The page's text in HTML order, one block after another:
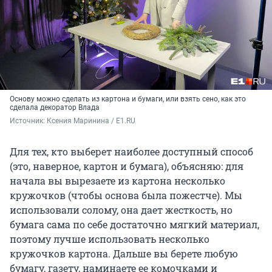
Основу можно сделать из картона и бумаги, или взять сено, как это
сделала декоратор Влада
Источник: Ксения Маринина / E1.RU
Для тех, кто выберет наиболее доступный способ
(это, наверное, картон и бумага), объясняю: для
начала вы вырезаете из картона несколько
кружочков (чтобы основа была пожестче). Мы
использовали солому, она дает жесткость, но
бумага сама по себе достаточно мягкий материал,
поэтому лучше использовать несколько
кружочков картона. Дальше вы берете любую
бумагу, газету, наминаете ее комочками и